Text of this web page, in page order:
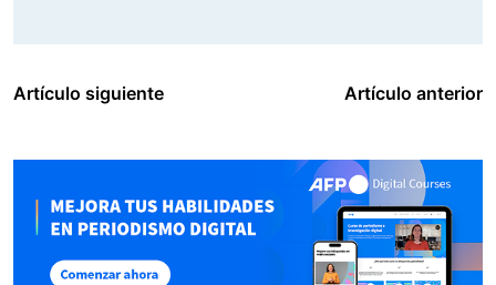
Artículo siguiente Artículo anterior